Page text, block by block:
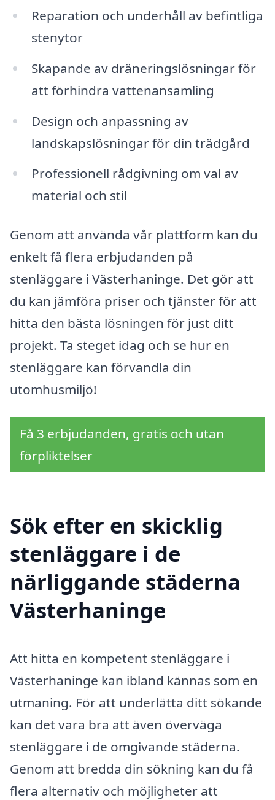
Reparation och underhåll av befintliga
stenytor
Skapande av dräneringslösningar för
att förhindra vattenansamling
Design och anpassning av
landskapslösningar för din trädgård
Professionell rådgivning om val av
material och stil
Genom att använda vår plattform kan du
enkelt få flera erbjudanden på
stenläggare i Västerhaninge. Det gör att
du kan jämföra priser och tjänster för att
hitta den bästa lösningen för just ditt
projekt. Ta steget idag och se hur en
stenläggare kan förvandla din
utomhusmiljö!
Få 3 erbjudanden, gratis och utan
förpliktelser
Sök efter en skicklig
stenläggare i de
närliggande städerna
Västerhaninge
Att hitta en kompetent stenläggare i
Västerhaninge kan ibland kännas som en
utmaning. För att underlätta ditt sökande
kan det vara bra att även överväga
stenläggare i de omgivande städerna.
Genom att bredda din sökning kan du få
flera alternativ och möjligheter att